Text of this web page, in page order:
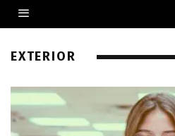
EXTERIOR